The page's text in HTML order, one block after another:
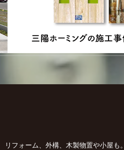
リフォーム、外構、木製物置や小屋も。